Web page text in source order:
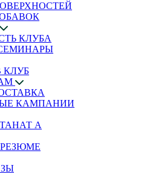
КЛУБА
КЛУБ
КАМПАНИИ
A